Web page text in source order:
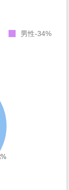
男性 34%
%